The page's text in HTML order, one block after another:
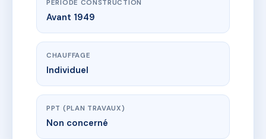
PÉRIODE CONSTRUCTION
Avant 1949
CHAUFFAGE
Individuel
PPT (PLAN TRAVAUX)
Non concerné